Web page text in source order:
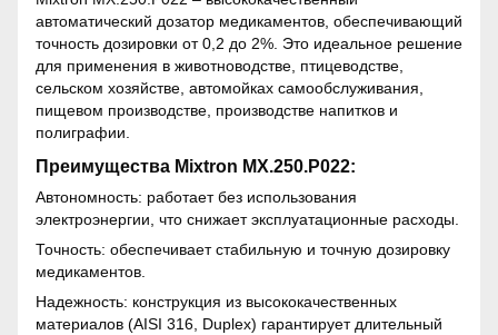
автоматический дозатор медикаментов, обеспечивающий
точность дозировки от 0,2 до 2%. Это идеальное решение
для применения в животноводстве, птицеводстве,
сельском хозяйстве, автомойках самообслуживания,
пищевом производстве, производстве напитков и
полиграфии.
Преимущества Mixtron MX.250.P022:
Автономность: работает без использования
электроэнергии, что снижает эксплуатационные расходы.
Точность: обеспечивает стабильную и точную дозировку
медикаментов.
Надежность: конструкция из высококачественных
материалов (AISI 316, Duplex) гарантирует длительный